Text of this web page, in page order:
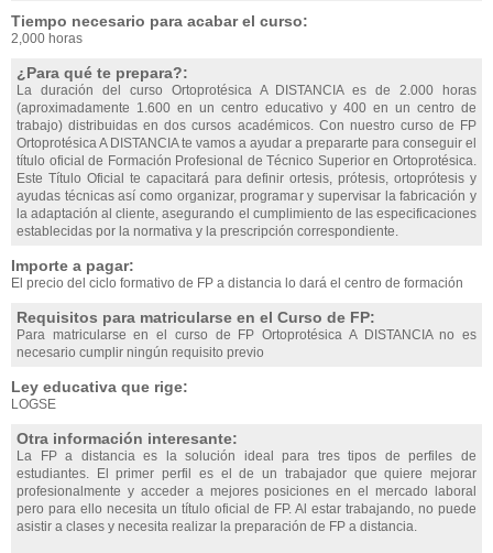
Tiempo necesario para acabar el curso:
2,000 horas
¿Para qué te prepara?:
La duración del curso Ortoprotésica A DISTANCIA es de 2.000 horas
(aproximadamente 1.600 en un centro educativo y 400 en un centro de
trabajo) distribuidas en dos cursos académicos. Con nuestro curso de FP
Ortoprotésica A DISTANCIA te vamos a ayudar a prepararte para conseguir el
título oficial de Formación Profesional de Técnico Superior en Ortoprotésica.
Este Título Oficial te capacitará para definir ortesis, prótesis, ortoprótesis y
ayudas técnicas así como organizar, programar y supervisar la fabricación y
la adaptación al cliente, asegurando el cumplimiento de las especificaciones
establecidas por la normativa y la prescripción correspondiente.
Importe a pagar:
El precio del ciclo formativo de FP a distancia lo dará el centro de formación
Requisitos para matricularse en el Curso de FP:
Para matricularse en el curso de FP Ortoprotésica A DISTANCIA no es
necesario cumplir ningún requisito previo
Ley educativa que rige:
LOGSE
Otra información interesante:
La FP a distancia es la solución ideal para tres tipos de perfiles de
estudiantes. El primer perfil es el de un trabajador que quiere mejorar
profesionalmente y acceder a mejores posiciones en el mercado laboral
pero para ello necesita un título oficial de FP. Al estar trabajando, no puede
asistir a clases y necesita realizar la preparación de FP a distancia.